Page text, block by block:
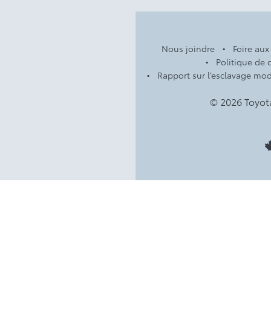
Nous joindre
Foire
Politique de
Rapport sur l’esclavage
© 2026